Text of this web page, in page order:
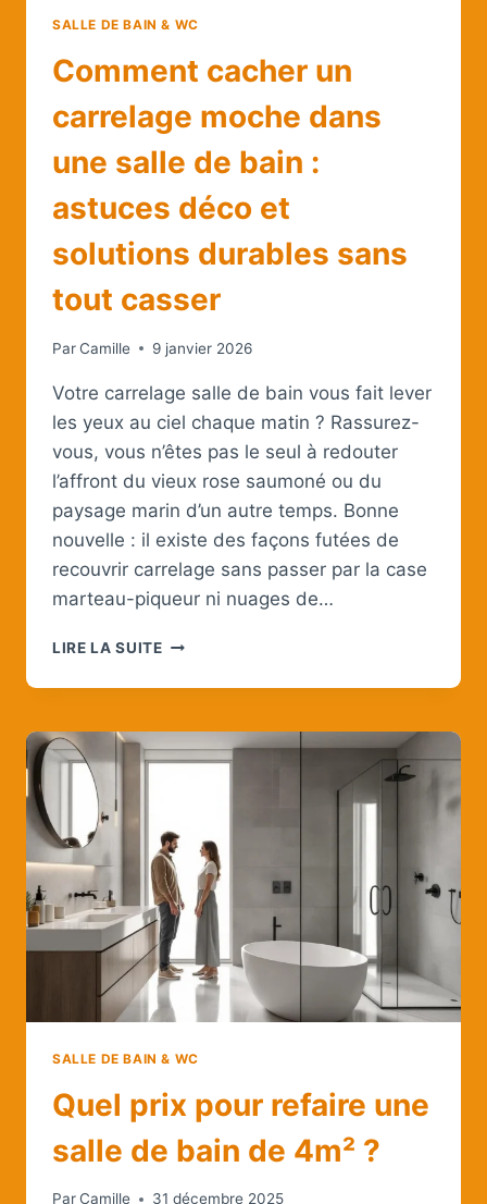
SALLE DE BAIN & WC
Comment cacher un
carrelage moche dans
une salle de bain :
astuces déco et
solutions durables sans
tout casser
ParCamille 9 janvier 2026
Votre carrelage salle de bain vous fait lever
les yeux au ciel chaque matin ? Rassurez-
vous, vous n’êtes pas le seul à redouter
l’affront du vieux rose saumoné ou du
paysage marin d’un autre temps. Bonne
nouvelle : il existe des façons futées de
recouvrir carrelage sans passer par la case
marteau-piqueur ni nuages de…
LIRE LA SUITECOMMENT
UN
MOCHE
DANS
BAIN
:
ASTUCES
DÉCO
ET
SOLUTIONS
DURABLES
SANS
CASSER
SALLE DE BAIN & WC
Quel prix pour refaire une
salle de bain de 4m² ?
ParCamille 31 décembre 2025